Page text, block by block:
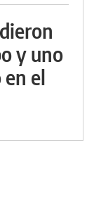
y uno
el